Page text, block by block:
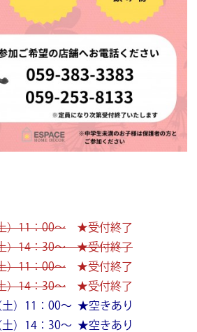
）11：00～ ★受付終了
）14：30～ ★受付終了
11：00～ ★受付終了
14：30～ ★受付終了
）11：00～ ★空きあり
）14：30～ ★空きあり